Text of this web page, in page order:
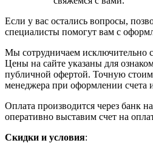
Если у вас остались вопросы,
специалисты помогут вам с
Мы сотрудничаем исключительно
Цены на сайте указаны для
публичной офертой. Точную
менеджера при оформлении счета
Оплата производится через банк
оперативно выставим счет на
Скидки и условия: